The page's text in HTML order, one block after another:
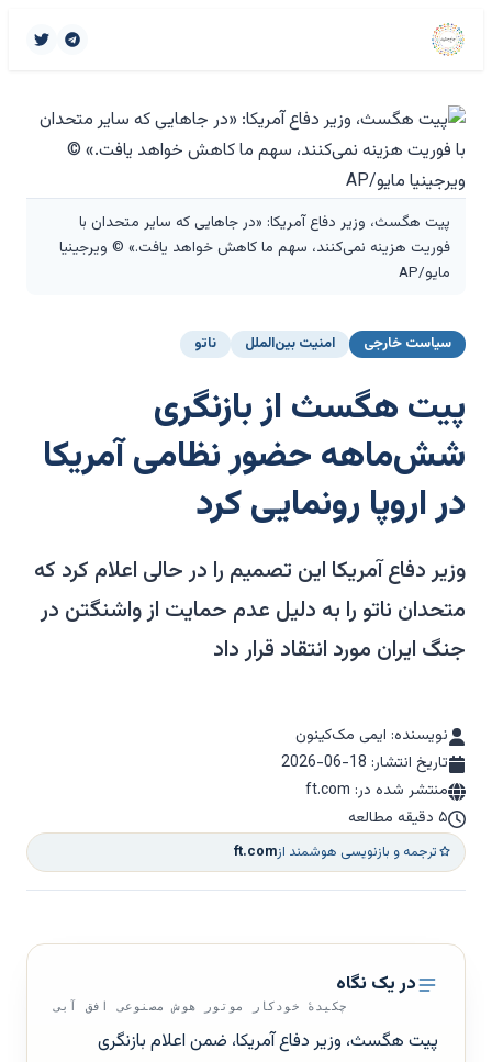
پیت هگسث، وزیر دفاع آمریکا: «در جاهایی که سایر متحدان با
فوریت هزینه نمی‌کنند، سهم ما کاهش خواهد یافت.» © ویرجینیا
مایو/AP
سیاست خارجی امنیت بین‌الملل ناتو
پیت هگسث از بازنگری
شش‌ماهه حضور نظامی آمریکا
در اروپا رونمایی کرد
وزیر دفاع آمریکا این تصمیم را در حالی اعلام کرد که
متحدان ناتو را به دلیل عدم حمایت از واشنگتن در
جنگ ایران مورد انتقاد قرار داد
نویسنده: ایمی مک‌کینون
تاریخ انتشار: 2026-06-18
منتشر شده در: ft.com
۵ دقیقه مطالعه
ترجمه و بازنویسی هوشمند ازft.com
در یک نگاه
چکیدهٔ خودکار موتور هوش مصنوعی افق آبی
پیت هگسث، وزیر دفاع آمریکا، ضمن اعلام بازنگری